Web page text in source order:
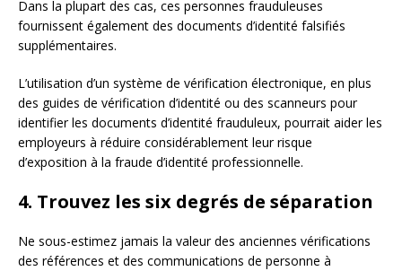
Dans la plupart des cas, ces personnes frauduleuses
fournissent également des documents d’identité falsifiés
supplémentaires.
L’utilisation d’un système de vérification électronique, en plus
des guides de vérification d’identité ou des scanneurs pour
identifier les documents d’identité frauduleux, pourrait aider les
employeurs à réduire considérablement leur risque
d’exposition à la fraude d’identité professionnelle.
4. Trouvez les six degrés de séparation
Ne sous-estimez jamais la valeur des anciennes vérifications
des références et des communications de personne à